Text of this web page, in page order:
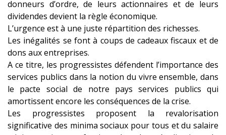
donneurs d’ordre, de leurs actionnaires et de leurs
dividendes devient la règle économique.
L’urgence est à une juste répartition des richesses.
Les inégalités se font à coups de cadeaux fiscaux et de
dons aux entreprises.
A ce titre, les progressistes défendent l’importance des
services publics dans la notion du vivre ensemble, dans
le pacte social de notre pays services publics qui
amortissent encore les conséquences de la crise.
Les progressistes proposent la revalorisation
significative des minima sociaux pour tous et du salaire